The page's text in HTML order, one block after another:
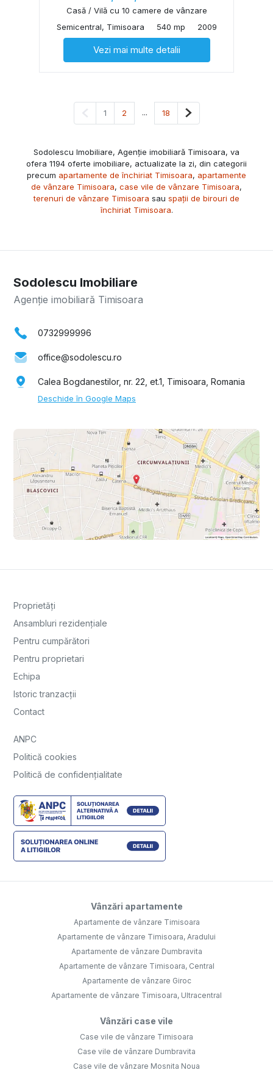
Casă / Vilă cu 10 camere de vânzare
Semicentral, Timisoara
540 mp 2009
Vezi mai multe detalii
Pagina anterioară
1 2 ... 18 Pagina următoare
Sodolescu Imobiliare, Agenție imobiliară Timisoara, va
ofera 1194 oferte imobiliare, actualizate la zi, din categorii
precum apartamente de închiriat Timisoara, apartamente
de vânzare Timisoara, case vile de vânzare Timisoara,
terenuri de vânzare Timisoara sau spații de birouri de
închiriat Timisoara.
Sodolescu Imobiliare
Agenție imobiliară Timisoara
0732999996
office@sodolescu.ro
Calea Bogdanestilor, nr. 22, et.1, Timisoara, Romania
Deschide în Google Maps
Proprietăți
Ansambluri rezidențiale
Pentru cumpărători
Pentru proprietari
Echipa
Istoric tranzacții
Contact
ANPC
Politică cookies
Politică de confidențialitate
Vânzări apartamente
Apartamente de vânzare Timisoara
Apartamente de vânzare Timisoara, Aradului
Apartamente de vânzare Dumbravita
Apartamente de vânzare Timisoara, Central
Apartamente de vânzare Giroc
Apartamente de vânzare Timisoara, Ultracentral
Vânzări case vile
Case vile de vânzare Timisoara
Case vile de vânzare Dumbravita
Case vile de vânzare Mosnita Noua